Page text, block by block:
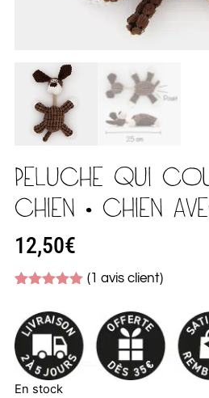
PELUCHE QUI
CHIEN • CHIEN
12,50€
sur 5
basé sur
notation
client
(1 avis client)
En stock